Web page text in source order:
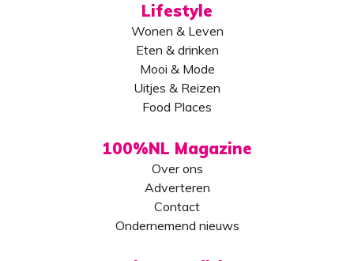
Lifestyle
Wonen & Leven
Eten & drinken
Mooi & Mode
Uitjes & Reizen
Food Places
100%NL Magazine
Over ons
Adverteren
Contact
Ondernemend nieuws